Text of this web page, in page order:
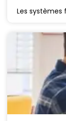
Les